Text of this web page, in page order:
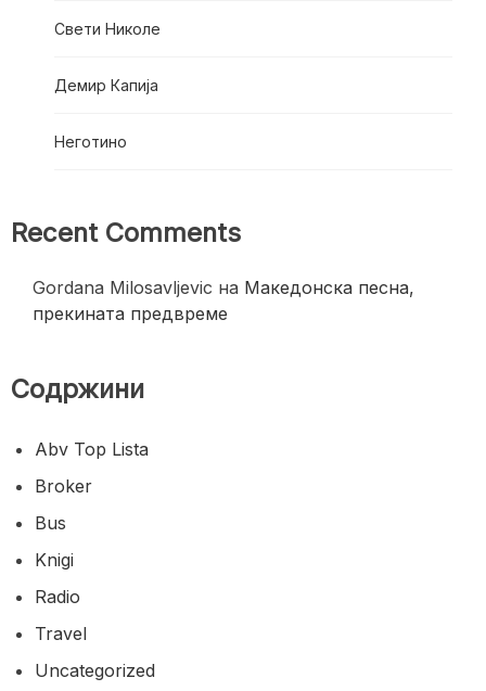
Свети Николе
Демир Капија
Неготино
Recent Comments
Gordana Milosavljevic на Македонска песна,
прекината предвреме
Содржини
Abv Top Lista
Broker
Bus
Knigi
Radio
Travel
Uncategorized